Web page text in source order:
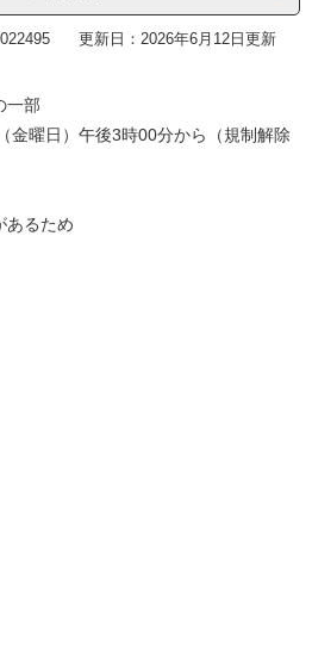
更新日：2026年6月12日更新
一部
金曜日）午後3時00分から（規制解除
あるため